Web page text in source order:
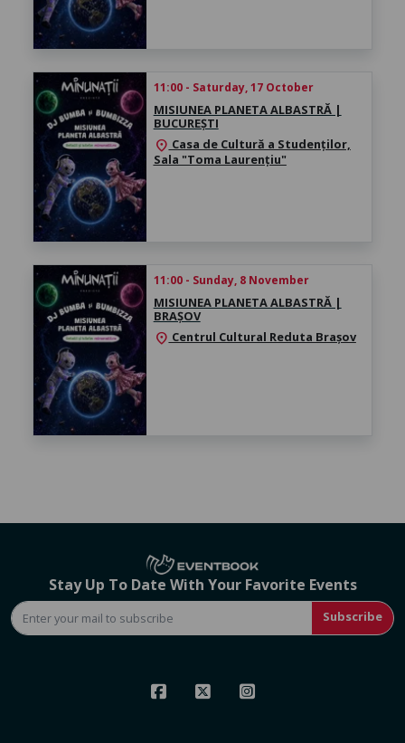
11:00 - Saturday, 17 October
MISIUNEA PLANETA ALBASTRĂ |
BUCUREȘTI
location_on Casa de Cultură a Studenților,
Sala "Toma Laurențiu"
11:00 - Sunday, 8 November
MISIUNEA PLANETA ALBASTRĂ |
BRAȘOV
location_on Centrul Cultural Reduta Brașov
Stay Up To Date With Your Favorite Events
Subscribe